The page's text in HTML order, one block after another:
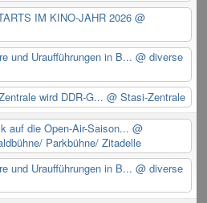
IM KINO-JAHR 2026 @
und Uraufführungen in B... @ diverse
wird DDR-G...@ Stasi-Zentrale
auf die Open-Air-Saison... @
Parkbühne/ Zitadelle
und Uraufführungen in B... @ diverse